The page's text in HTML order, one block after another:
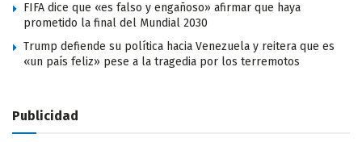
FIFA dice que «es falso y engañoso» afirmar que haya
prometido la final del Mundial 2030
Trump defiende su política hacia Venezuela y reitera que es
«un país feliz» pese a la tragedia por los terremotos
Publicidad